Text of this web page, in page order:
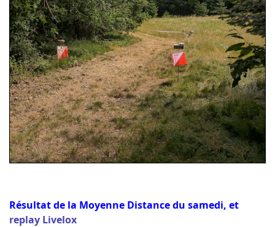
Résultat de la Moyenne Distance du samedi, et
replay Livelox